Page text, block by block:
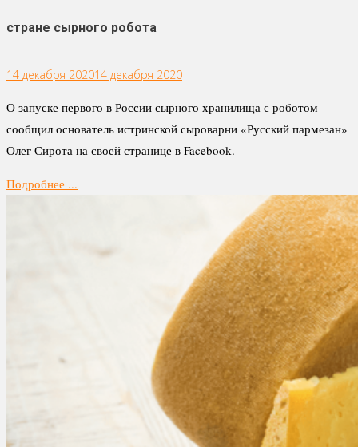
стране сырного робота
14 декабря 202014 декабря 2020
О запуске первого в России сырного хранилища с роботом
сообщил основатель истринской сыроварни «Русский пармезан»
Олег Сирота на своей странице в Facebook.
Подробнее ...